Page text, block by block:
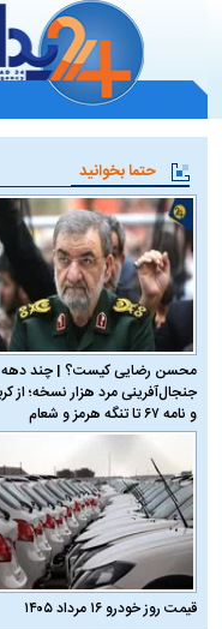
حتما بخوانید
محسن رضایی کیست؟ | چند دهه
و نامه ۶۷ تا تنگه هرمز و شعام
قیمت روز خودرو ۱۶ مرداد ۱۴۰۵